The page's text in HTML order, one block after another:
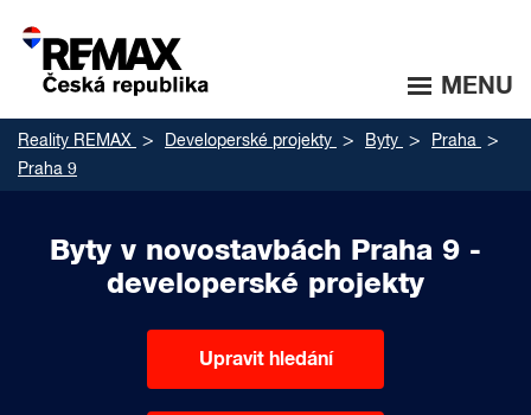
MENU
Reality REMAX Developerské projekty Byty
Praha
Praha 9
Byty v novostavbách Praha 9 -
developerské projekty
Upravit hledání